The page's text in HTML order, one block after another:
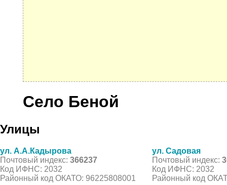
Село Беной
Улицы
ул. А.А.Кадырова
Почтовый индекс: 366237
Код ИФНС: 2032
Районный код ОКАТО: 96225808001
ул. Садовая
Почтовый индекс:
Код ИФНС: 2032
Районный код